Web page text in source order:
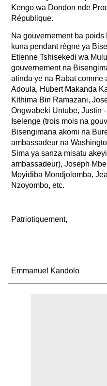
Kengo wa Dondon nde
République.
Na gouvernement ba
kuna pendant règne ya
Etienne Tshisekedi wa
gouvernement na
atinda ye na Rabat comme
Adoula, Hubert Makanda
Kithima Bin Ramazani,
Ongwabeki Untube, Justin
Iselenge (trois mois na
Bisengimana akomi na
ambassadeur na
Sima ya sanza misatu
ambassadeur), Joseph
Moyidiba Mondjolomba,
Nzoyombo, etc.
Patriotiquement,
Emmanuel Kandolo